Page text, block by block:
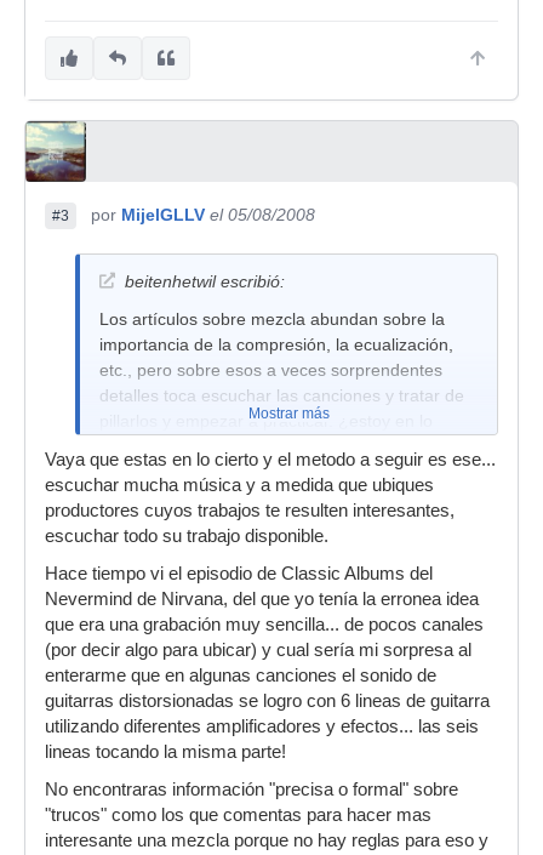
#3 por MijelGLLV el 05/08/2008
beitenhetwil escribió:
Los artículos sobre mezcla abundan sobre la
importancia de la compresión, la ecualización,
etc., pero sobre esos a veces sorprendentes
detalles toca escuchar las canciones y tratar de
pillarlos y empezar a practicar. ¿estoy en lo
Mostrar más
Vaya que estas en lo cierto y el metodo a seguir es ese...
escuchar mucha música y a medida que ubiques
productores cuyos trabajos te resulten interesantes,
escuchar todo su trabajo disponible.
Hace tiempo vi el episodio de Classic Albums del
Nevermind de Nirvana, del que yo tenía la erronea idea
que era una grabación muy sencilla... de pocos canales
(por decir algo para ubicar) y cual sería mi sorpresa al
enterarme que en algunas canciones el sonido de
guitarras distorsionadas se logro con 6 lineas de guitarra
utilizando diferentes amplificadores y efectos... las seis
lineas tocando la misma parte!
No encontraras información "precisa o formal" sobre
"trucos" como los que comentas para hacer mas
interesante una mezcla porque no hay reglas para eso y